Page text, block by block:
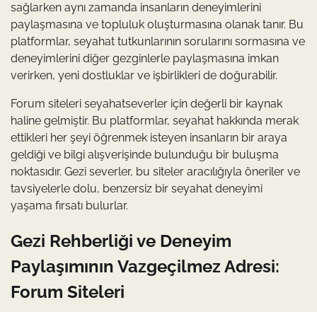
sağlarken aynı zamanda insanların deneyimlerini
paylaşmasına ve topluluk oluşturmasına olanak tanır. Bu
platformlar, seyahat tutkunlarının sorularını sormasına ve
deneyimlerini diğer gezginlerle paylaşmasına imkan
verirken, yeni dostluklar ve işbirlikleri de doğurabilir.
Forum siteleri seyahatseverler için değerli bir kaynak
haline gelmiştir. Bu platformlar, seyahat hakkında merak
ettikleri her şeyi öğrenmek isteyen insanların bir araya
geldiği ve bilgi alışverişinde bulunduğu bir buluşma
noktasıdır. Gezi severler, bu siteler aracılığıyla öneriler ve
tavsiyelerle dolu, benzersiz bir seyahat deneyimi
yaşama fırsatı bulurlar.
Gezi Rehberliği ve Deneyim
Paylaşımının Vazgeçilmez Adresi:
Forum Siteleri